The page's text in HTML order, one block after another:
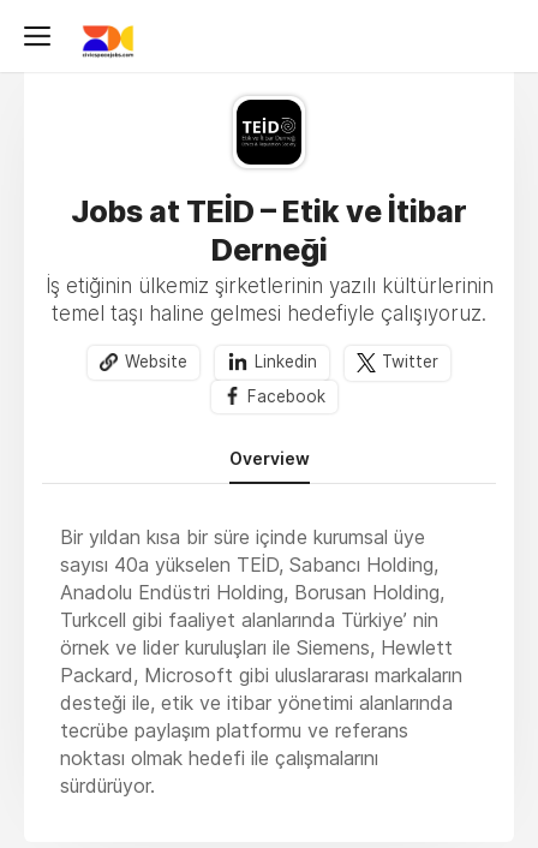
Jobs at TEİD – Etik ve İtibar
Derneği
İş etiğinin ülkemiz şirketlerinin yazılı kültürlerinin
temel taşı haline gelmesi hedefiyle çalışıyoruz.
Website Linkedin
Twitter
Facebook
Overview
Bir yıldan kısa bir süre içinde kurumsal üye
sayısı 40a yükselen TEİD, Sabancı Holding,
Anadolu Endüstri Holding, Borusan Holding,
Turkcell gibi faaliyet alanlarında Türkiye’ nin
örnek ve lider kuruluşları ile Siemens, Hewlett
Packard, Microsoft gibi uluslararası markaların
desteği ile, etik ve itibar yönetimi alanlarında
tecrübe paylaşım platformu ve referans
noktası olmak hedefi ile çalışmalarını
sürdürüyor.